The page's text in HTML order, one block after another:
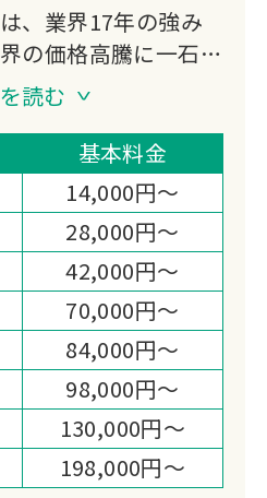
、業界17年の強み
の価格高騰に一石を
力により、地域最安
。
読む
基本料金
14,000円～
28,000円～
42,000円～
70,000円～
84,000円～
98,000円～
130,000円～
198,000円～